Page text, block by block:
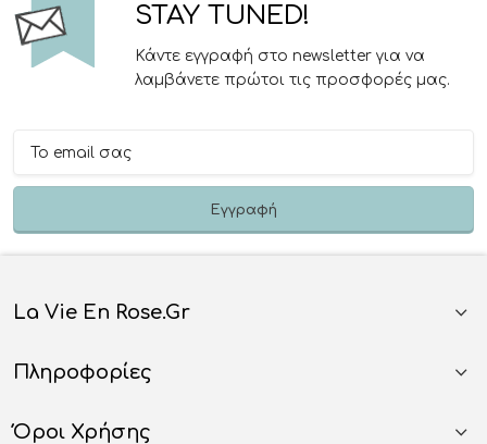
STAY TUNED!
Κάντε εγγραφή στο newsletter για να
λαμβάνετε πρώτοι τις προσφορές μας.
La Vie En Rose.gr
Πληροφορίες
Όροι Χρήσης